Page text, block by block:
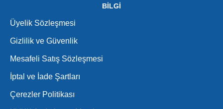
BİLGİ
Üyelik Sözleşmesi
Gizlilik ve Güvenlik
Mesafeli Satış Sözleşmesi
İptal ve İade Şartları
Çerezler Politikası